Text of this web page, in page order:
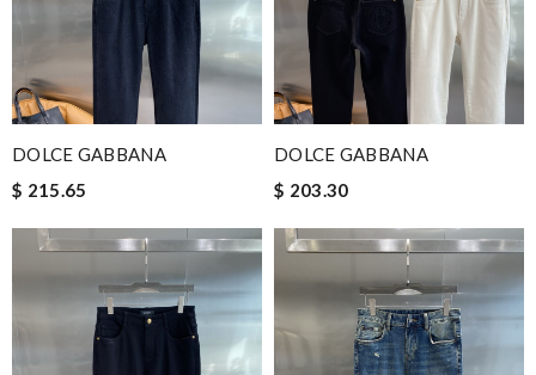
DOLCE GABBANA
$ 215.65
DOLCE GABBANA
$ 203.30